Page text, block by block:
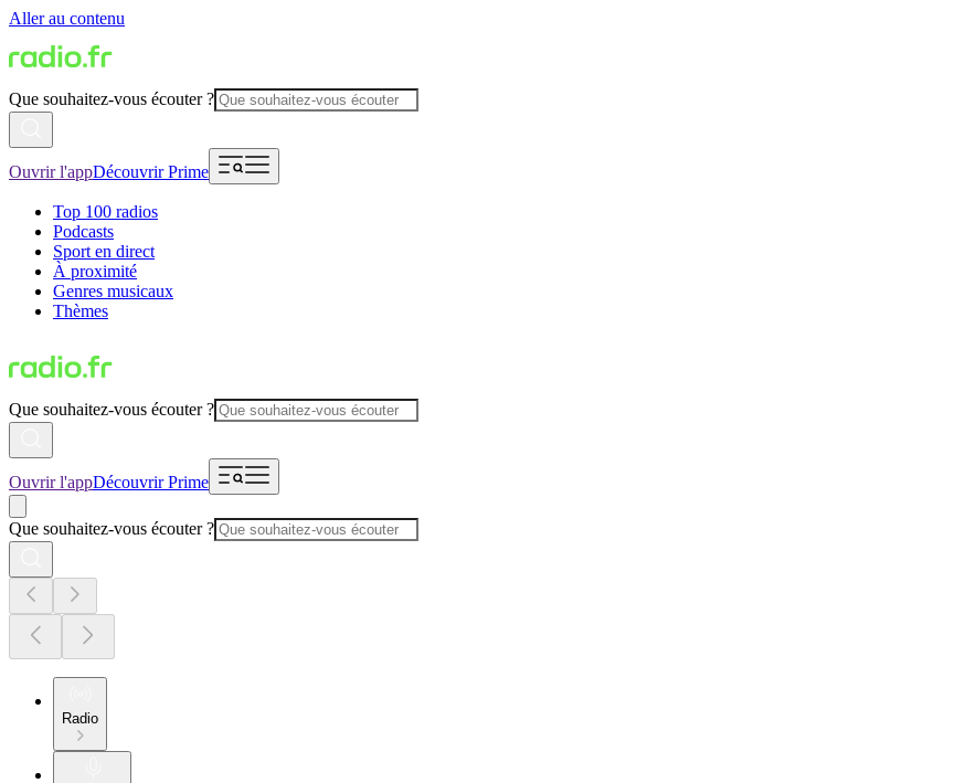
Aller au contenu
Que souhaitez-vous écouter ?
Ouvrir l'appDécouvrir Prime
Top 100 radios
Podcasts
Sport en direct
À proximité
Genres musicaux
Thèmes
Que souhaitez-vous écouter ?
Ouvrir l'appDécouvrir Prime
Que souhaitez-vous écouter ?
Radio